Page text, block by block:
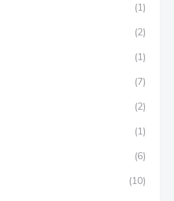
(1)
(2)
(1)
(7)
(2)
(1)
(6)
(10)